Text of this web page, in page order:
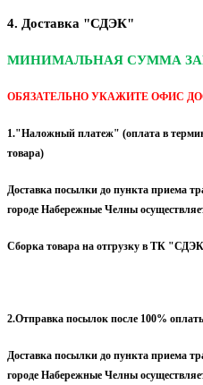
4. Доставка "СДЭК"
МИНИМАЛЬНАЯ СУММА
ОБЯЗАТЕЛЬНО УКАЖИТЕ ОФИС
1."Наложный платеж" (оплата в
товара)
Доставка посылки до пункта приема
городе Набережные Челны
Сборка товара на отгрузку в ТК
2.Отправка посылок после 100%
Доставка посылки до пункта приема
городе Набережные Челны